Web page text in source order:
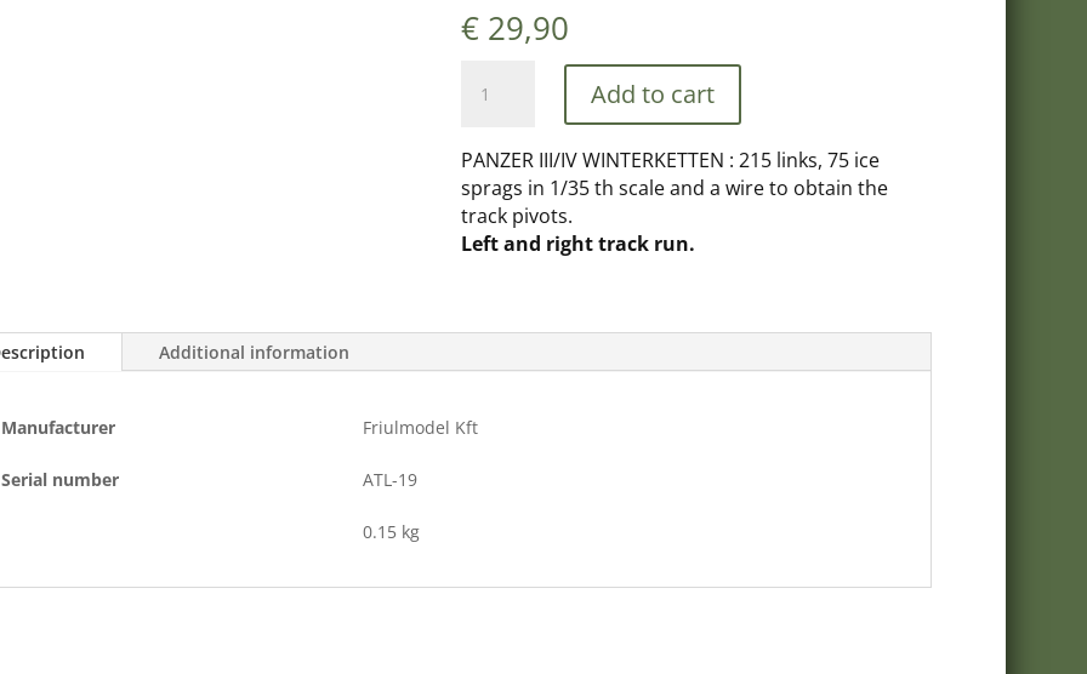
€ 29,90
019
III/IV
WINTERKETTEN
quantity
Add to cart
PANZER III/IV WINTERKETTEN : 215 links, 75 ice
sprags in 1/35 th scale and a wire to obtain the
track pivots.
Left and right track run.
Additional information
Manufacturer Friulmodel Kft
Serial number ATL-19
0.15 kg